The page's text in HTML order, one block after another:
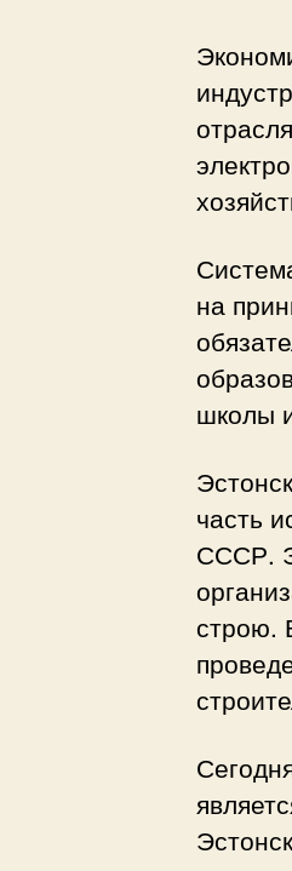
на
школы
часть
СССР.
строю.